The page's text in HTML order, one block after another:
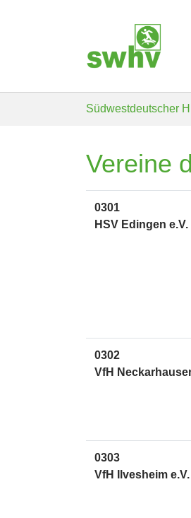
Südwestdeutscher
Vereine
0301
HSV Edingen e.V.
0302
VfH
0303
VfH Ilvesheim e.V.